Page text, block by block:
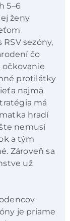
5–6
ženy
sezóny,
čo
očkovanie
protilátky
najmä
má
hradí
nemusí
a tým
Zároveň sa
už
je priame